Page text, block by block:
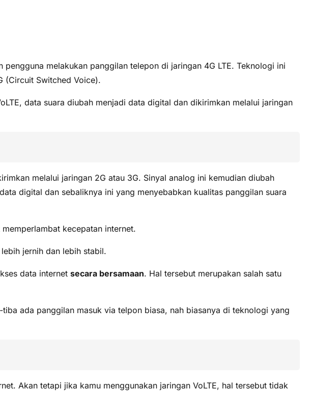
melakukan panggilan telepon di jaringan 4G LTE. Teknologi ini
(Circuit Switched Voice).
data suara diubah menjadi data digital dan dikirimkan melalui jaringan
melalui jaringan 2G atau 3G. Sinyal analog ini kemudian diubah
digital dan sebaliknya ini yang menyebabkan kualitas panggilan suara
kecepatan internet.
jernih dan lebih stabil.
data internet secara bersamaan. Hal tersebut merupakan salah satu
ada panggilan masuk via telpon biasa, nah biasanya di teknologi yang
Akan tetapi jika kamu menggunakan jaringan VoLTE, hal tersebut tidak